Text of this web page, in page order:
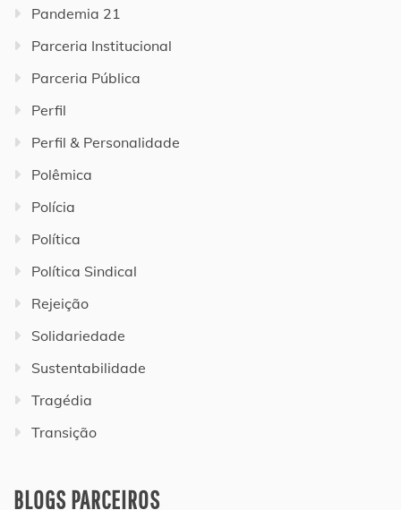
Pandemia 21
Parceria Institucional
Parceria Pública
Perfil
Perfil & Personalidade
Polêmica
Polícia
Política
Política Sindical
Rejeição
Solidariedade
Sustentabilidade
Tragédia
Transição
BLOGS PARCEIROS